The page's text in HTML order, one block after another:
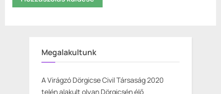
Megalakultunk
A Virágzó Dörgicse Civil Társaság 2020
telén alakult olyan Dörgicsén élő